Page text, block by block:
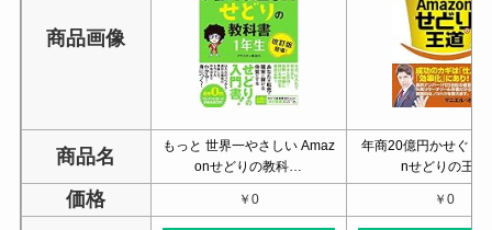
商品画像
商品名
もっと 世界一やさしい Amaz
onせどりの教科…
年商20億円かせぐ！
nせどりの王道
価格 ￥0 ￥0